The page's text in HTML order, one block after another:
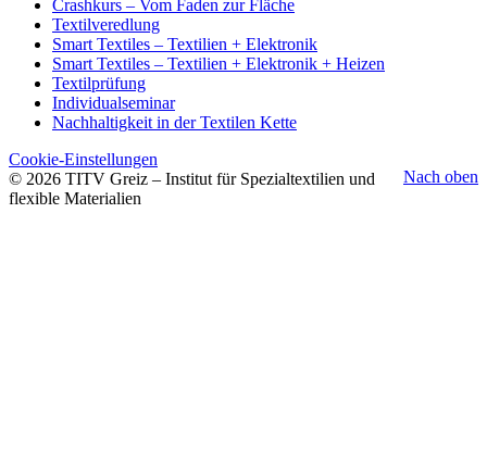
Crashkurs – Vom Faden zur Fläche
Textilveredlung
Smart Textiles – Textilien + Elektronik
Smart Textiles – Textilien + Elektronik + Heizen
Textilprüfung
Individualseminar
Nachhaltigkeit in der Textilen Kette
Nach oben
Cookie-Einstellungen
© 2026 TITV Greiz – Institut für Spezialtextilien und
flexible Materialien